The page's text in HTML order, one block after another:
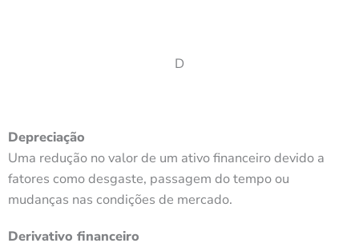
D
Depreciação
Uma redução no valor de um ativo financeiro devido a
fatores como desgaste, passagem do tempo ou
mudanças nas condições de mercado.
Derivativo financeiro